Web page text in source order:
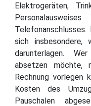
Elektrogeräten,
sich insbesondere,
darunterlagen.
absetzen möchte,
Rechnung vorlegen
Kosten des
Pauschalen